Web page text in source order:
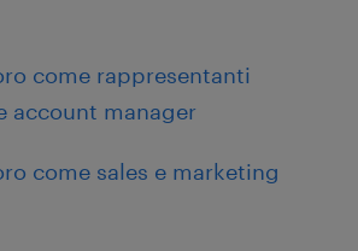
come rappresentanti
account manager
come sales e marketing